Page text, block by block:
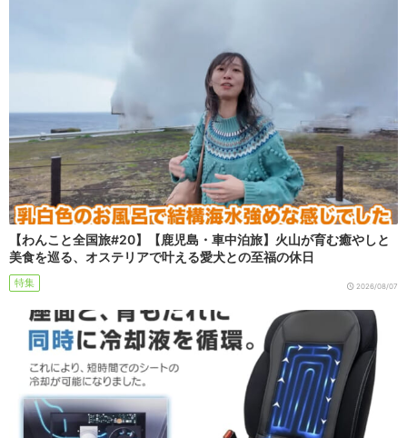
【わんこと全国旅#20】【鹿児島・車中泊旅】火山が育む癒やしと
美食を巡る、オステリアで叶える愛犬との至福の休日
特集 2026/08/07